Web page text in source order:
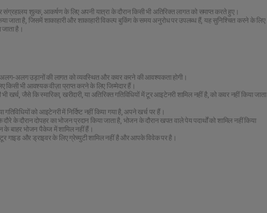
शुल्क, आकर्षण के लिए अपनी यात्रा के दौरान किसी भी अतिरिक्त लागत को समाप्त करते हुए।
जाता है, जिसमें शाकाहारी और शाकाहारी विकल्प बुकिंग के समय अनुरोध पर उपलब्ध हैं, यह सुनिश्चित करने के लिए
है।
से अलग-अलग उड़ानों की लागत को व्यवस्थित और कवर करने की आवश्यकता होगी।
किसी भी आवश्यक वीज़ा प्राप्त करने के लिए जिम्मेदार हैं।
खर्च, जैसे कि स्मारिका, खरीदारी, या अतिरिक्त गतिविधियों में टूर आइटेनरी शामिल नहीं है, को कवर नहीं किया जाता
गतिविधियों को आइटेनरी में निर्दिष्ट नहीं किया गया है, अपने खर्च पर हैं।
के दौरान दोपहर का भोजन प्रदान किया जाता है, भोजन के दौरान खपत वाले पेय पदार्थों को शामिल नहीं किया
के बाहर भोजन पैकेज में शामिल नहीं हैं।
गाइड और ड्राइवर के लिए ग्रेच्युटी शामिल नहीं है और आपके विवेक पर है।